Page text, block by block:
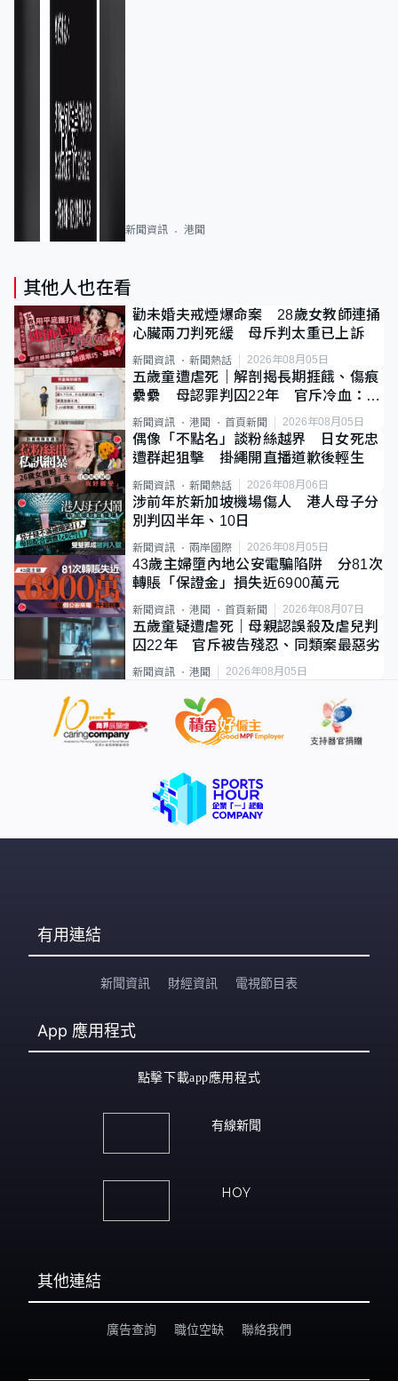
新聞資訊 港聞
其他人也在看
勸未婚夫戒煙爆命案 28歲女教師連捅
心臟兩刀判死緩 母斥判太重已上訴
新聞資訊 新聞熱話 2026年08月05日
五歲童遭虐死｜解剖揭長期捱餓、傷痕
纍纍 母認罪判囚22年 官斥冷血：同
類案最惡劣
新聞資訊 港聞 首頁新聞 2026年08月05日
偶像「不點名」談粉絲越界 日女死忠
遭群起狙擊 掛繩開直播道歉後輕生
新聞資訊 新聞熱話 2026年08月06日
涉前年於新加坡機場傷人 港人母子分
別判囚半年、10日
新聞資訊 兩岸國際 2026年08月05日
43歲主婦墮內地公安電騙陷阱 分81次
轉賬「保證金」損失近6900萬元
新聞資訊 港聞 首頁新聞 2026年08月07日
五歲童疑遭虐死｜母親認誤殺及虐兒判
囚22年 官斥被告殘忍、同類案最惡劣
新聞資訊 港聞 2026年08月05日
有用連結
新聞資訊 財經資訊 電視節目表
App 應用程式
點擊下載app應用程式
有線新聞
HOY
其他連結
廣告查詢 職位空缺 聯絡我們